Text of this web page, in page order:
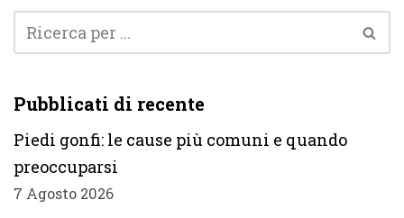
Pubblicati di recente
Piedi gonfi: le cause più comuni e quando
preoccuparsi
7 Agosto 2026